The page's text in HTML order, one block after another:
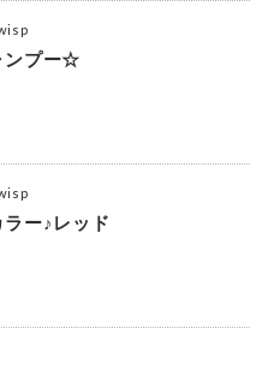
ンプー☆
ー♪レッド